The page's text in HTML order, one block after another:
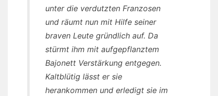
unter die verdutzten Franzosen
und räumt nun mit Hilfe seiner
braven Leute gründlich auf. Da
stürmt ihm mit aufgepflanztem
Bajonett Verstärkung entgegen.
Kaltblütig lässt er sie
herankommen und erledigt sie im